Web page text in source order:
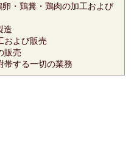
卵・鶏糞・鶏肉の加工および
造
および販売
販売
帯する一切の業務